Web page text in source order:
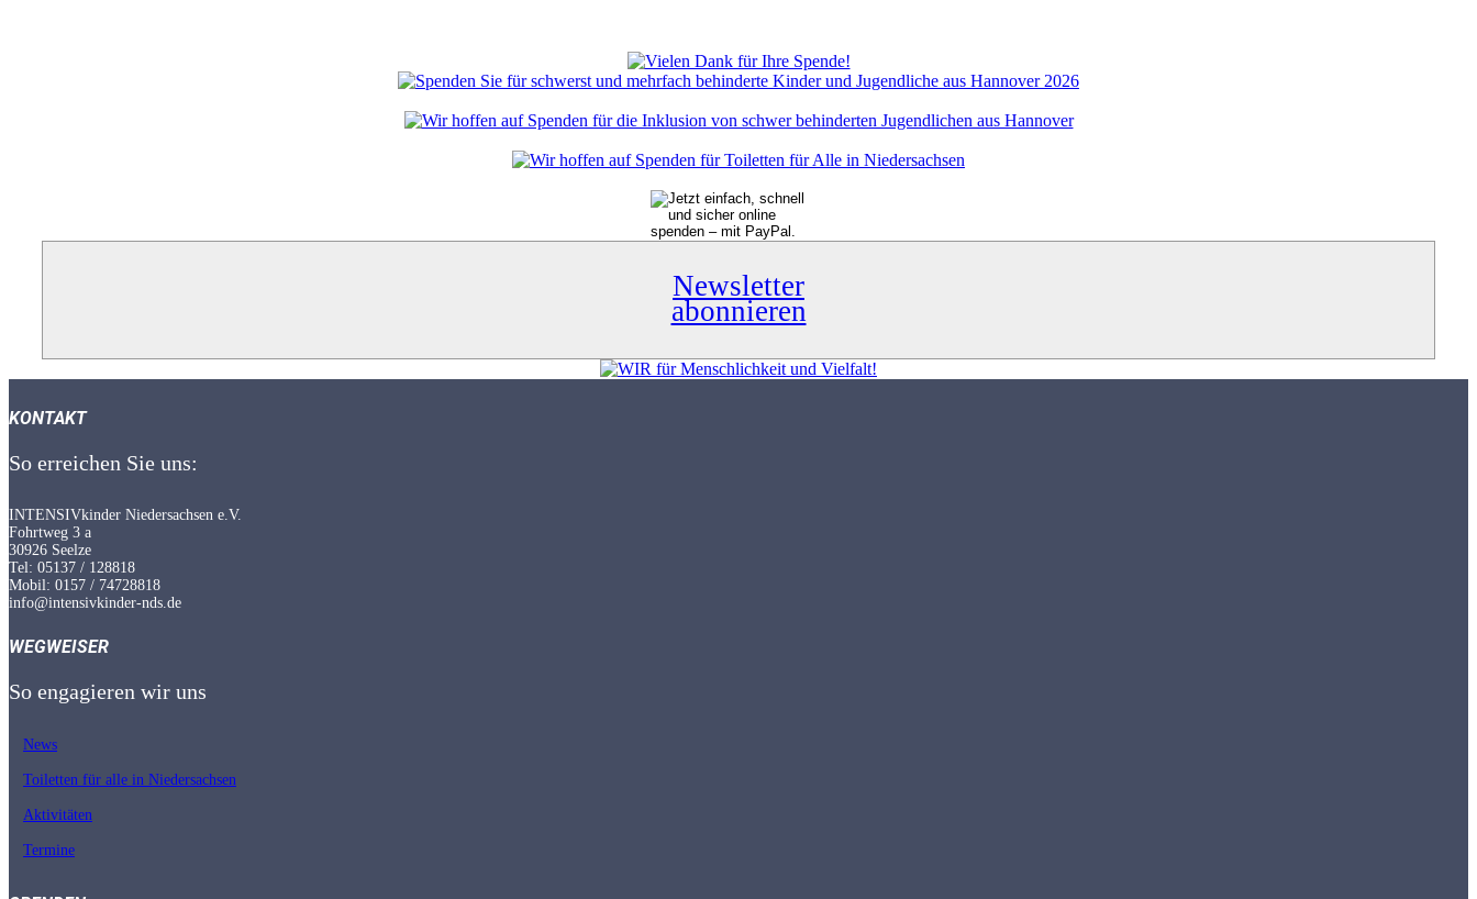
Newsletter
abonnieren
KONTAKT
So erreichen Sie uns:
INTENSIVkinder Niedersachsen e.V.
Fohrtweg 3 a
30926 Seelze
Tel: 05137 / 128818
Mobil: 0157 / 74728818
info@intensivkinder-nds.de
WEGWEISER
So engagieren wir uns
News
Toiletten für alle in Nieder­sachsen
Aktivitäten
Termine